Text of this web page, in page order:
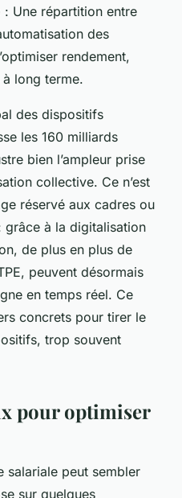
: Une répartition entre
des
rendement,
long terme.
des dispositifs
les 160 milliards
bien l’ampleur prise
collective. Ce n’est
réservé aux cadres ou
grâce à la digitalisation
de plus en plus de
peuvent désormais
en temps réel. Ce
concrets pour tirer le
trop souvent
pour optimiser
salariale peut sembler
sur quelques